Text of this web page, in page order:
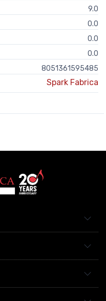
9.0
0.0
0.0
0.0
8051361595485
Spark Fabrica